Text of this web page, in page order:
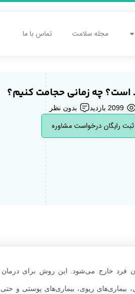
مجله سلامت تماس با ما
است؟ چه زمانی حجامت کنیم؟
2099 بازدید بدون نظر
ثبت رایگان درخواست مشاوره
فرد خارج می‌شود. این روش برای درمان
ریوی، بیماری‌های پوستی و حتی